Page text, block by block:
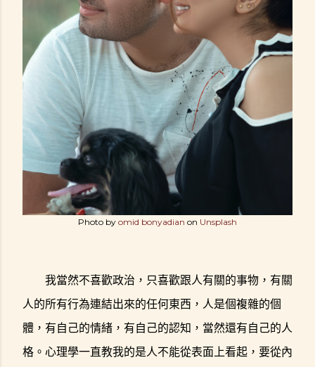
Photo by omid bonyadian on Unsplash
我當然不喜歡政治，只喜歡跟人有關的事物，有關
人的所有行為連結出來的任何東西，人是個複雜的個
體，有自己的情緒，有自己的認知，當然還有自己的人
格。心理學一直教我的是人不能從表面上看起，要從內